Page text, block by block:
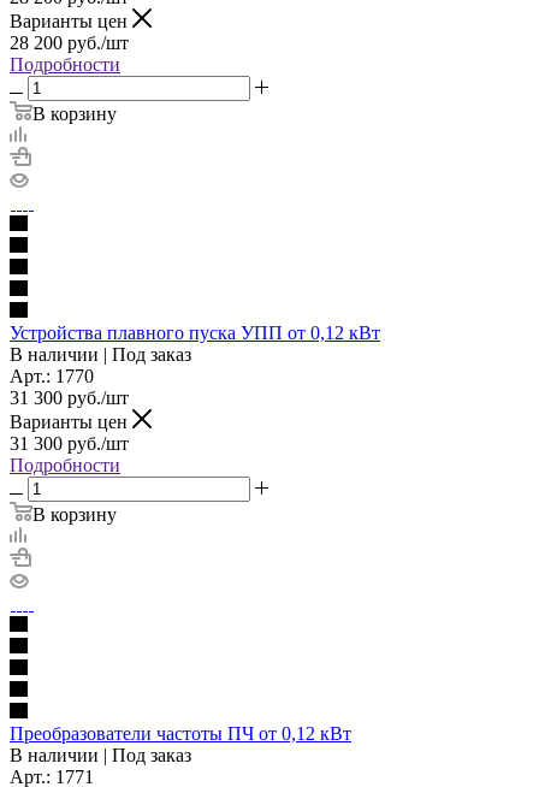
Варианты цен
28 200 руб./шт
Подробности
В корзину
Устройства плавного пуска УПП от 0,12 кВт
В наличии | Под заказ
Арт.: 1770
31 300 руб./шт
Варианты цен
31 300 руб./шт
Подробности
В корзину
Преобразователи частоты ПЧ от 0,12 кВт
В наличии | Под заказ
Арт.: 1771